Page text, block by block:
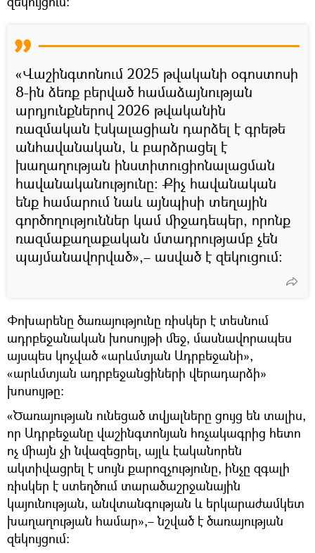
«Վաշինգտոնում 2025 թվականի օգոստոսի
8-ին ձեռք բերված համաձայնության
արդյունքներով 2026 թվականին
ռազմական էսկալացիան դարձել է գրեթե
անհավանական, և բարձրացել է
խաղաղության ինստիտուցիոնալացման
հավանականությունը։ Քիչ հավանական
ենք համարում նաև այնպիսի տեղային
գործողություններ կամ միջադեպեր, որոնք
ռազմաքաղաքական մտադրությամբ չեն
պայմանավորված»,– ասված է զեկուցում։
Փոխարենը ծառայությունը ռիսկեր է տեսնում
ադրբեջանական խոսույթի մեջ, մասնավորապես
այսպես կոչված «արևմտյան Ադրբեջանի»,
«արևմտյան ադրբեջանցիների վերադարձի»
խոսույթը։
«Ծառայության ունեցած տվյալները ցույց են տալիս,
որ Ադրբեջանը վաշինգտոնյան հռչակագրից հետո
ոչ միայն չի նվազեցրել, այլև էականորեն
ակտիվացրել է սույն քարոզչությունը, ինչը զգալի
ռիսկեր է ստեղծում տարածաշրջանային
կայունության, անվտանգության և երկարաժամկետ
խաղաղության համար»,– նշված է ծառայության
զեկույցում։